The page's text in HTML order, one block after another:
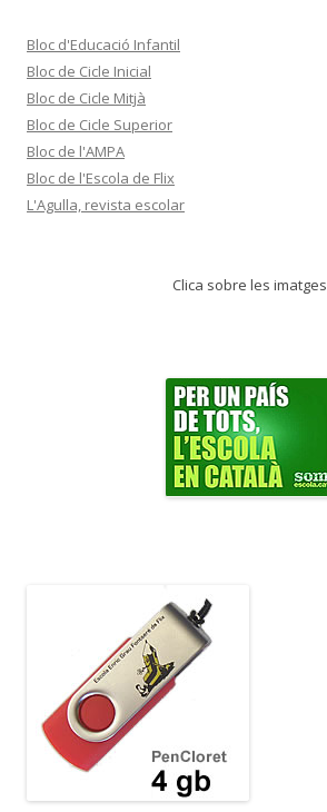
Bloc d'Educació Infantil
Bloc de Cicle Inicial
Bloc de Cicle Mitjà
Bloc de Cicle Superior
Bloc de l'AMPA
Bloc de l'Escola de Flix
L'Agulla, revista escolar
Clica sobre les imatges